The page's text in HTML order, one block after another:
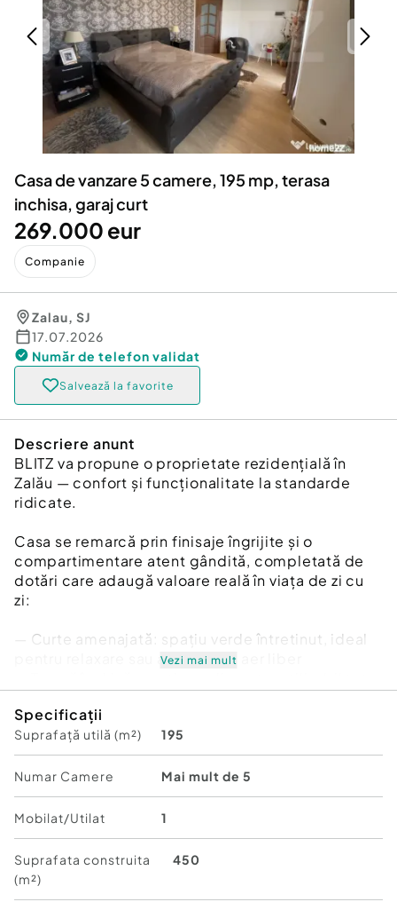
Servicii
Animale de companie
Afaceri și echipamente profesionale
Inchiriere Bunuri si Vehicule
Utilaje agricole si industriale
Piese auto si accesorii
Dacia Duster
Casa de vanzare 5 camere, 195 mp, terasa
inchisa, garaj curt
269.000 eur
Companie
Zalau, SJ
17.07.2026
Număr de telefon validat
Salvează la favorite
Descriere anunt
BLITZ va propune o proprietate rezidențială în
Zalău — confort și funcționalitate la standarde
ridicate.
Casa se remarcă prin finisaje îngrijite și o
compartimentare atent gândită, completată de
dotări care adaugă valoare reală în viața de zi cu
zi:
— Curte amenajată: spațiu verde întretinut, ideal
pentru relaxare sau activități în aer liber
— Garaj: protecție pentru autovehicul și spațiu de
depozitare
— Locație urbană Zalău: toate facilitatile la
dispoziție
Proprietatea este disponibilă pentru vizionare la
program flexibil.
Contactați-mă pentru detalii complete și
programarea unei întâlniri.
Vezi mai mult
Specificații
Suprafață utilă (m²) 195
Numar Camere Mai mult de 5
Mobilat/Utilat 1
Suprafata construita
(m²)
450